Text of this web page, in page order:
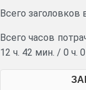
Всего заголовков
Всего часов
12 ч. 42 мин. / 0 ч.